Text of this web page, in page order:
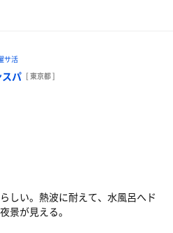
サ活
パ [ 東京都 ]
しい。熱波に耐えて、水風呂へド
景が見える。